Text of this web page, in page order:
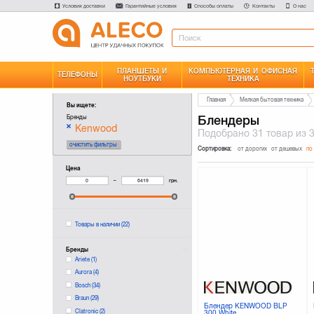
Условия доставки Гарантийные условия Способы оплаты Контакты О нас
ТЕЛЕФОНЫ
ПЛАНШЕТЫ И
НОУТБУКИ
КОМПЬЮТЕРНАЯ И ОФИСНАЯ
ТЕХНИКА
Вы ищете:
Бренды
Kenwood
очистить фильтры
Цена
– грн.
Товары в наличии(22)
Бренды
Ariete(1)
Aurora(4)
Bosch(34)
Braun(29)
Clatronic(2)
Главная Мелкая бытовая техника
Блендеры
Подобрано31 товар из
Сортировка: от дорогих от дешевых по
Блендер KENWOOD BLP